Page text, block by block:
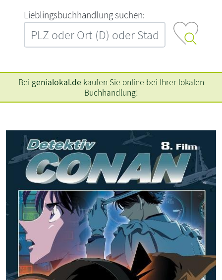
L‍i‍e‍b‍l‍i‍n‍g‍s‍b‍u‍c‍h‍h‍a‍n‍d‍l‍u‍n‍g‍ ‍s‍u‍c‍h‍e‍n‍:‍
Bei genialokal.de kaufen Sie online bei Ihrer lokalen
Buchhandlung!